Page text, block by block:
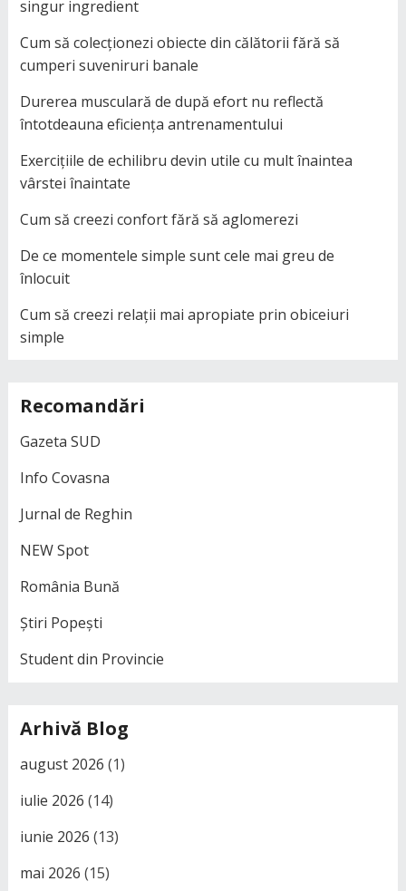
singur ingredient
Cum să colecționezi obiecte din călătorii fără să
cumperi suveniruri banale
Durerea musculară de după efort nu reflectă
întotdeauna eficiența antrenamentului
Exercițiile de echilibru devin utile cu mult înaintea
vârstei înaintate
Cum să creezi confort fără să aglomerezi
De ce momentele simple sunt cele mai greu de
înlocuit
Cum să creezi relații mai apropiate prin obiceiuri
simple
Recomandări
Gazeta SUD
Info Covasna
Jurnal de Reghin
NEW Spot
România Bună
Știri Popești
Student din Provincie
Arhivă Blog
august 2026 (1)
iulie 2026 (14)
iunie 2026 (13)
mai 2026 (15)